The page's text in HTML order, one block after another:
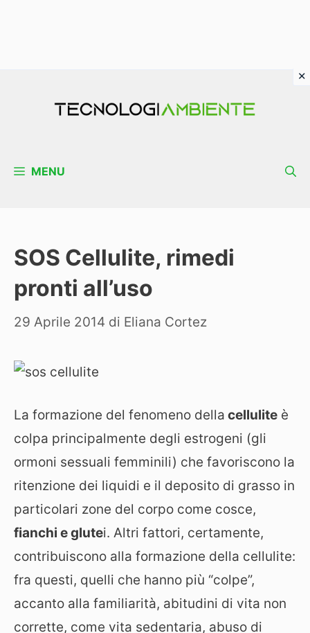
MENU
SOS Cellulite, rimedi
pronti all’uso
29 Aprile 2014 di Eliana Cortez
La formazione del fenomeno della cellulite è
colpa principalmente degli estrogeni (gli
ormoni sessuali femminili) che favoriscono la
ritenzione dei liquidi e il deposito di grasso in
particolari zone del corpo come cosce,
fianchi e glutei. Altri fattori, certamente,
contribuiscono alla formazione della cellulite:
fra questi, quelli che hanno più “colpe”,
accanto alla familiarità, abitudini di vita non
corrette, come vita sedentaria, abuso di